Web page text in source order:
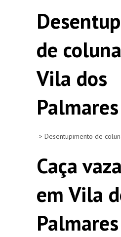
de
Vila dos
Palmares
-> Desentupimento de
Caça
em Vila
Palmares